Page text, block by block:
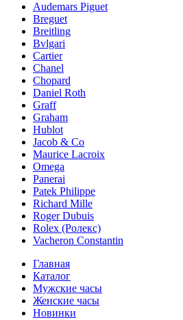
Audemars Piguet
Breguet
Breitling
Bvlgari
Cartier
Chanel
Chopard
Daniel Roth
Graff
Graham
Hublot
Jacob & Co
Maurice Lacroix
Omega
Panerai
Patek Philippe
Richard Mille
Roger Dubuis
Rolex (Ролекс)
Vacheron Constantin
Главная
Каталог
Мужские часы
Женские часы
Новинки